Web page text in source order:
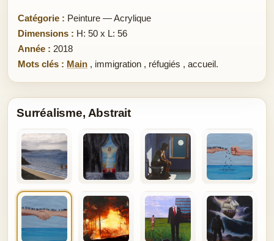
Catégorie : Peinture — Acrylique
Dimensions : H: 50 x L: 56
Année : 2018
Mots clés : Main , immigration , réfugiés , accueil.
Surréalisme, Abstrait